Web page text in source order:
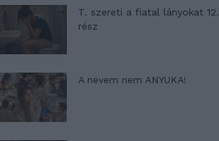
T. szereti a fiatal lányokat 12.
rész
A nevem nem ANYUKA!